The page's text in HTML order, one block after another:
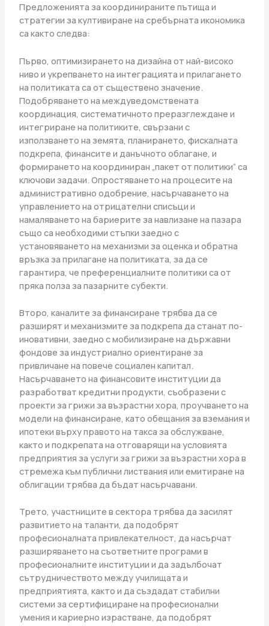
Предложенията за координираните пътища и
стратегии за култивиране на сребърната икономика
са както следва:
Първо, оптимизирането на дизайна от най-високо
ниво и укрепването на интеграцията и прилагането
на политиката са от съществено значение.
Подобряването на междуведомствената
координация, систематичното преразглеждане и
интегриране на политиките, свързани с
използването на земята, планирането, фискалната
подкрепа, финансите и данъчното облагане, и
формирането на координиран „пакет от политики“ са
ключови задачи. Опростяването на процесите на
административно одобрение, насърчаването на
управлението на отрицателни списъци и
намаляването на бариерите за навлизане на пазара
също са необходими стъпки заедно с
установяването на механизми за оценка и обратна
връзка за прилагане на политиката, за да се
гарантира, че преференциалните политики са от
пряка полза за пазарните субекти.
Второ, каналите за финансиране трябва да се
разширят и механизмите за подкрепа да станат по-
иновативни, заедно с мобилизиране на държавни
фондове за индустриално ориентиране за
привличане на повече социален капитал.
Насърчаването на финансовите институции да
разработват кредитни продукти, съобразени с
проекти за грижи за възрастни хора, проучването на
модели на финансиране, като обещания за вземания и
ипотеки върху правото на такса за обслужване,
както и подкрепата на отговарящи на условията
предприятия за услуги за грижи за възрастни хора в
стремежа към публични листвания или емитиране на
облигации трябва да бъдат насърчавани.
Трето, участниците в сектора трябва да засилят
развитието на таланти, да подобрят
професионалната привлекателност, да насърчат
разширяването на съответните програми в
професионалните институции и да задълбочат
сътрудничеството между училищата и
предприятията, както и да създадат стабилни
системи за сертифициране на професионални
умения и кариерно израстване, да подобрят